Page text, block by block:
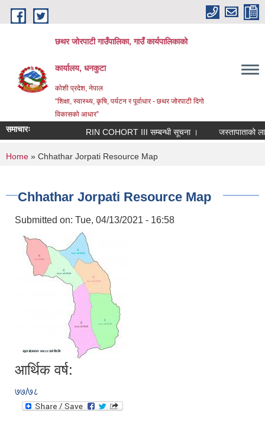
Skip to main content
छथर जोरपाटी गाउँपालिका, गाउँ कार्यपालिकाको
कार्यालय, धनकुटा
कोशी प्रदेश, नेपाल
“शिक्षा, स्वास्थ्य, कृषि, पर्यटन र पूर्वाधार - छथर जोरपाटी दिगो
विकासको आधार”
समाचारः RIN COHORT III सम्बन्धी सूचना । जस्तापाताको
You are here
Home » Chhathar Jorpati Resource Map
Chhathar Jorpati Resource Map
Submitted on: Tue, 04/13/2021 - 16:58
आर्थिक वर्ष:
७७/७८